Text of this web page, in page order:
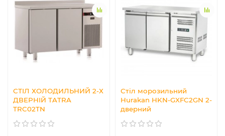
СТІЛ ХОЛОДИЛЬНИЙ 2-Х
ДВЕРНІЙ TATRA
TRC02TN
Стіл морозильний
Hurakan HKN-GXFC2GN 2-
дверний